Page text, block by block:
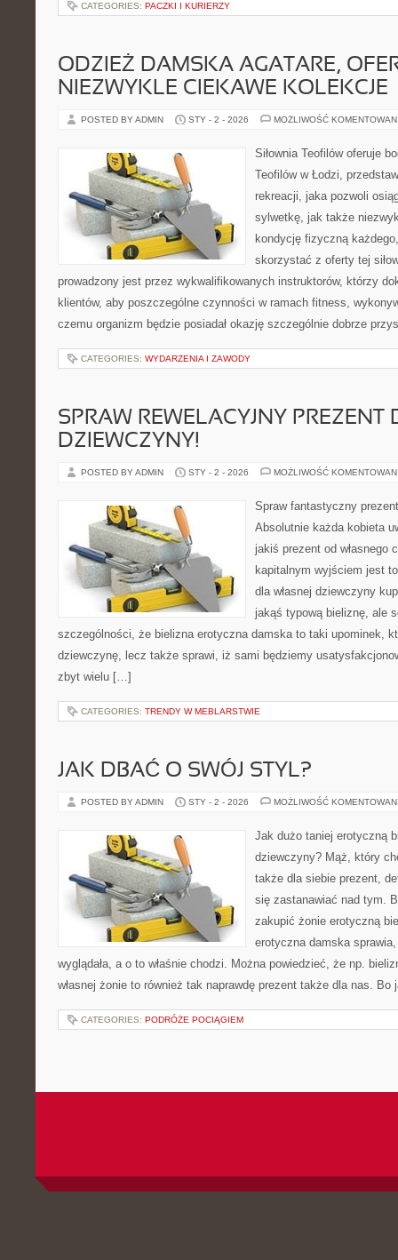
CATEGORIES: PACZKI I KURIERZY
ODZIEŻ DAMSKA AGATARE,
NIEZWYKLE CIEKAWE KOLEKCJE
POSTED BY ADMIN STY - 2 - 2026 MOŻLIWOŚĆ
Siłownia Teofilów oferuje
Teofilów w Łodzi,
rekreacji, jaka pozwoli
sylwetkę, jak także
kondycję fizyczną
skorzystać z oferty tej
prowadzony jest przez wykwalifikowanych instruktorów, którzy
klientów, aby poszczególne czynności w ramach fitness,
czemu organizm będzie posiadał okazję szczególnie dobrze
CATEGORIES: WYDARZENIA I ZAWODY
SPRAW REWELACYJNY PREZENT
DZIEWCZYNY!
POSTED BY ADMIN STY - 2 - 2026 MOŻLIWOŚĆ
Spraw fantastyczny
Absolutnie każda kobieta
jakiś prezent od własnego
kapitalnym wyjściem jest
dla własnej dziewczyny
jakąś typową bieliznę, ale
szczególności, że bielizna erotyczna damska to taki upominek,
dziewczynę, lecz także sprawi, iż sami będziemy
zbyt wielu […]
CATEGORIES: TRENDY W MEBLARSTWIE
JAK DBAĆ O SWÓJ STYL?
POSTED BY ADMIN STY - 2 - 2026 MOŻLIWOŚĆ
Jak dużo taniej erotyczną
dziewczyny? Mąż, który
także dla siebie prezent,
się zastanawiać nad tym.
zakupić żonie erotyczną
erotyczna damska
wyglądała, a o to właśnie chodzi. Można powiedzieć, że np.
własnej żonie to również tak naprawdę prezent także dla nas.
CATEGORIES: PODRÓŻE POCIĄGIEM